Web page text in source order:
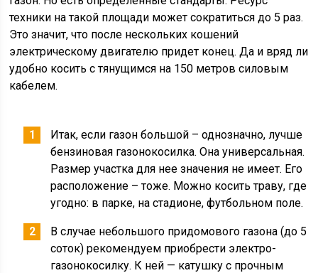
техники на такой площади может сократиться до 5 раз.
Это значит, что после нескольких кошений
электрическому двигателю придет конец. Да и вряд ли
удобно косить с тянущимся на 150 метров силовым
кабелем.
Итак, если газон большой – однозначно, лучше
бензиновая газонокосилка. Она универсальная.
Размер участка для нее значения не имеет. Его
расположение – тоже. Можно косить траву, где
угодно: в парке, на стадионе, футбольном поле.
В случае небольшого придомового газона (до 5
соток) рекомендуем приобрести электро-
газонокосилку. К ней — катушку с прочным